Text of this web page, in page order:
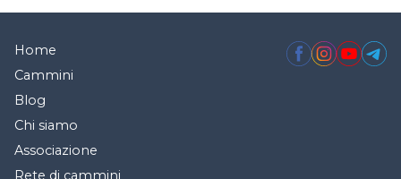
Home
Cammini
Blog
Chi siamo
Associazione
Rete di cammini